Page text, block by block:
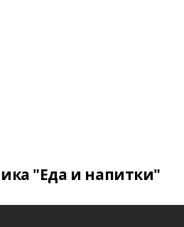
"Еда и напитки"